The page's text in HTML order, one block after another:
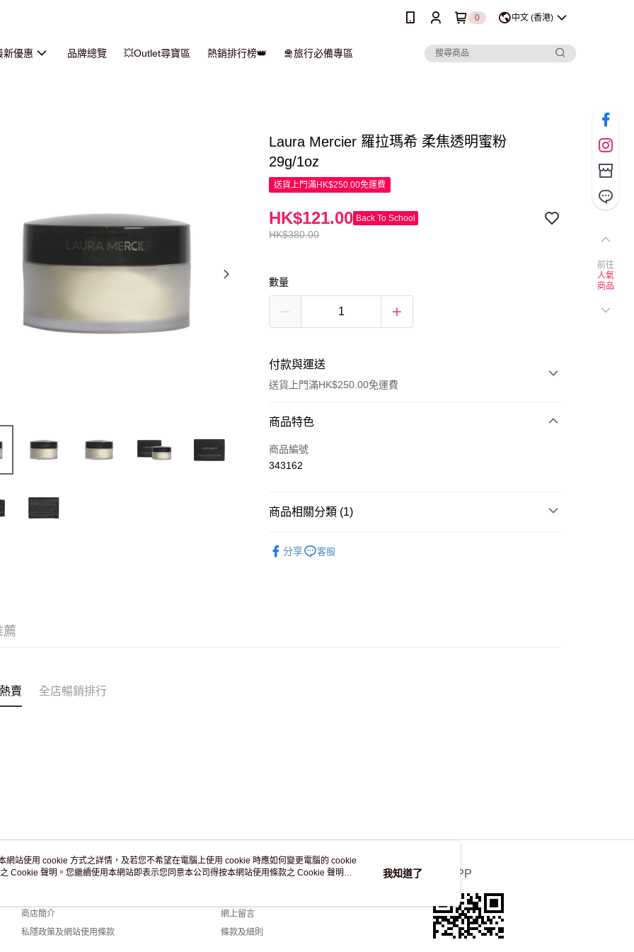
0 中文 (香港)
新優惠 品牌總覽 💥Outlet尋寶區 熱銷排行榜👑 🛅旅行必備專區
Laura Mercier 羅拉瑪希 柔焦透明蜜粉
29g/1oz
送貨上門滿HK$250.00免運費
HK$380.00
HK$121.00 Back To School
數量
付款與運送
送貨上門滿HK$250.00免運費
付款方式
信用卡
商品特色
商品編號
343162
商品相關分類 (1)
分享
客服
薦
賣 全店暢銷排行
關於我們
商店簡介
私隱政策及網站使用條款
客戶服務
網上留言
條款及細則
官方APP
前往
人氣
商品
網站使用 cookie 方式之詳情，及若您不希望在電腦上使用 cookie 時應如何變更電腦的 cookie
Cookie 聲明。您繼續使用本網站即表示您同意本公司得按本網站使用條款之 Cookie 聲明使
我知道了